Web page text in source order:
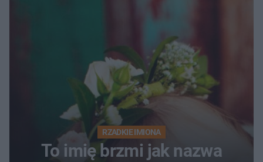
RZADKIE IMIONA
To imię brzmi jak nazwa